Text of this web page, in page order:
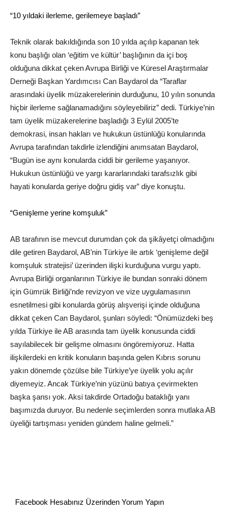
“10 yıldaki ilerleme, gerilemeye başladı”
Teknik olarak bakıldığında son 10 yılda açılıp kapanan tek
konu başlığı olan ‘eğitim ve kültür’ başlığının da içi boş
olduğuna dikkat çeken Avrupa Birliği ve Küresel Araştırmalar
Derneği Başkan Yardımcısı Can Baydarol da “Taraflar
arasındaki üyelik müzakerelerinin durduğunu, 10 yılın sonunda
hiçbir ilerleme sağlanamadığını söyleyebiliriz” dedi. Türkiye’nin
tam üyelik müzakerelerine başladığı 3 Eylül 2005’te
demokrasi, insan hakları ve hukukun üstünlüğü konularında
Avrupa tarafından takdirle izlendiğini anımsatan Baydarol,
“Bugün ise aynı konularda ciddi bir gerileme yaşanıyor.
Hukukun üstünlüğü ve yargı kararlarındaki tarafsızlık gibi
hayati konularda geriye doğru gidiş var” diye konuştu.
“Genişleme yerine komşuluk”
AB tarafının ise mevcut durumdan çok da şikâyetçi olmadığını
dile getiren Baydarol, AB’nin Türkiye ile artık ‘genişleme değil
komşuluk stratejisi’ üzerinden ilişki kurduğuna vurgu yaptı.
Avrupa Birliği organlarının Türkiye ile bundan sonraki dönem
için Gümrük Birliği’nde revizyon ve vize uygulamasının
esnetilmesi gibi konularda görüş alışverişi içinde olduğuna
dikkat çeken Can Baydarol, şunları söyledi: “Önümüzdeki beş
yılda Türkiye ile AB arasında tam üyelik konusunda ciddi
sayılabilecek bir gelişme olmasını öngöremiyoruz. Hatta
ilişkilerdeki en kritik konuların başında gelen Kıbrıs sorunu
yakın dönemde çözülse bile Türkiye’ye üyelik yolu açılır
diyemeyiz. Ancak Türkiye’nin yüzünü batıya çevirmekten
başka şansı yok. Aksi takdirde Ortadoğu bataklığı yanı
başımızda duruyor. Bu nedenle seçimlerden sonra mutlaka AB
üyeliği tartışması yeniden gündem haline gelmeli.”
Facebook Hesabınız Üzerinden Yorum Yapın